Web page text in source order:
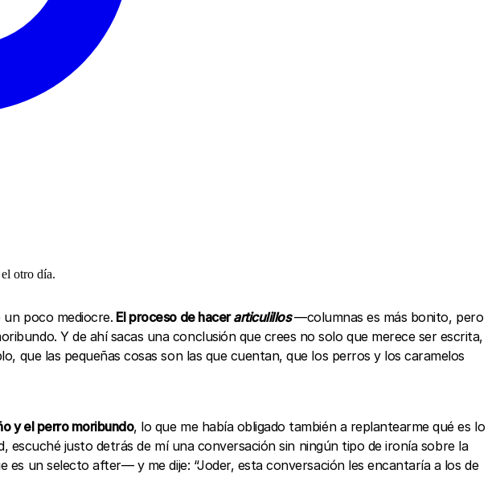
otro día.
poco mediocre. El proceso de hacerarticulillos—columnas es más bonito, pero
Y de ahí sacas una conclusión que crees no solo que merece ser escrita,
que las pequeñas cosas son las que cuentan, que los perros y los caramelos
y el perro moribundo, lo que me había obligado también a replantearme qué es lo
escuché justo detrás de mí una conversación sin ningún tipo de ironía sobre la
un selecto after— y me dije: “Joder, esta conversación les encantaría a los de